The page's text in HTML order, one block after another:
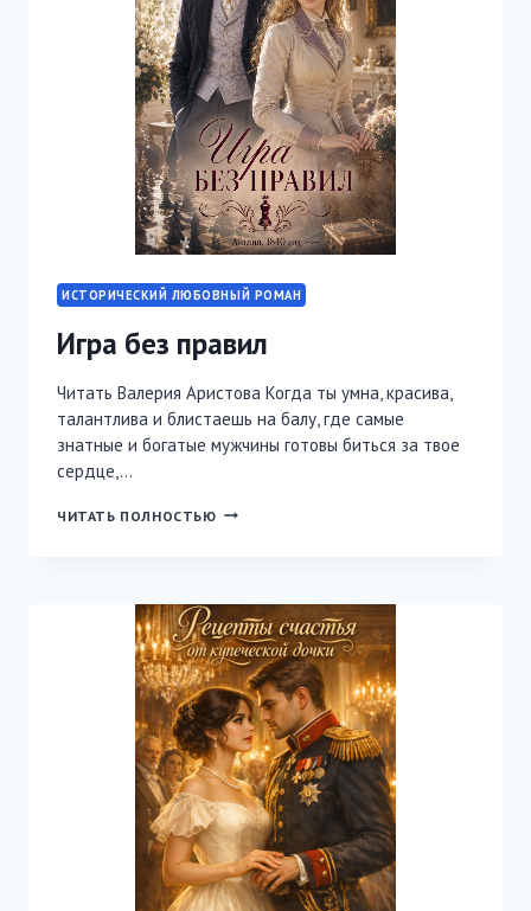
ИСТОРИЧЕСКИЙ ЛЮБОВНЫЙ РОМАН
Игра без правил
Читать Валерия Аристова Когда ты умна, красива,
талантлива и блистаешь на балу, где самые
знатные и богатые мужчины готовы биться за твое
сердце,…
ЧИТАТЬ ПОЛНОСТЬЮ ИГРА